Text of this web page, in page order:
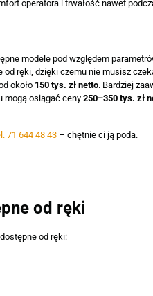
operatora i trwałość nawet
modele pod względem
od ręki, dzięki czemu nie musisz
około 150 tys. zł netto. Bardziej
mogą osiągać ceny 250–350 tys. zł
71 644 48 43 – chętnie ci ją poda.
od ręki
od ręki: